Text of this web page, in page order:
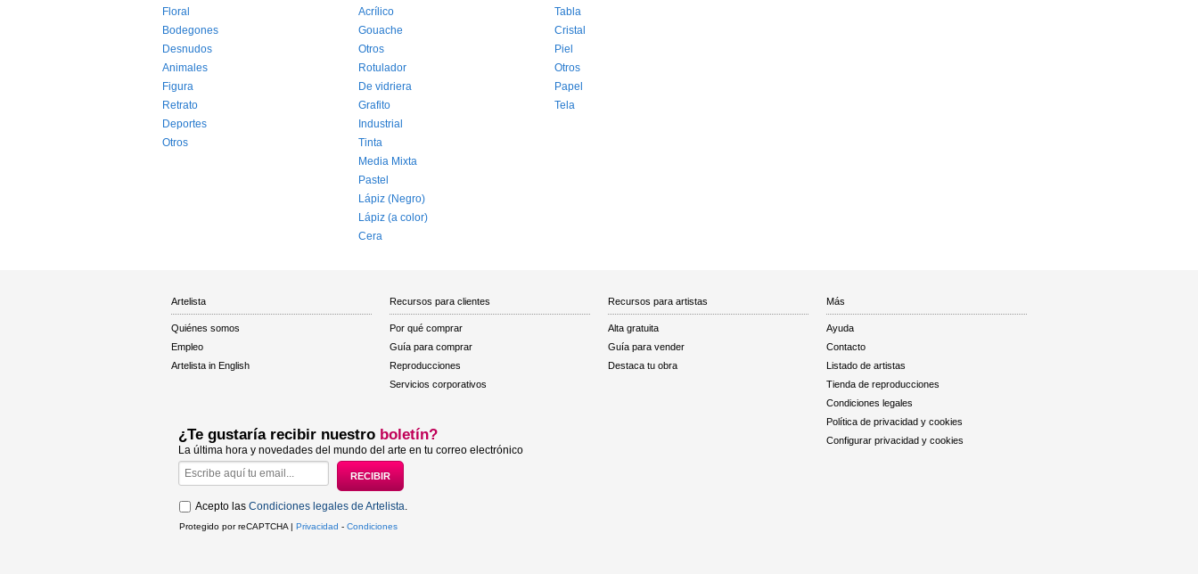
Floral
Bodegones
Desnudos
Animales
Figura
Retrato
Deportes
Otros
Acrílico
Gouache
Otros
Rotulador
De vidriera
Grafito
Industrial
Tinta
Media Mixta
Pastel
Lápiz (Negro)
Lápiz (a color)
Cera
Tabla
Cristal
Piel
Otros
Papel
Tela
Artelista
Quiénes somos
Empleo
Artelista in English
Recursos para clientes
Por qué comprar
Guía para comprar
Reproducciones
Servicios corporativos
Recursos para artistas
Alta gratuita
Guía para vender
Destaca tu obra
Más
Ayuda
Contacto
Listado de artistas
Tienda de reproducciones
Condiciones legales
Política de privacidad y cookies
Configurar privacidad y cookies
¿Te gustaría recibir nuestro boletín?
La última hora y novedades del mundo del arte en tu correo electrónico
Acepto las Condiciones legales de Artelista.
Protegido por reCAPTCHA | Privacidad - Condiciones